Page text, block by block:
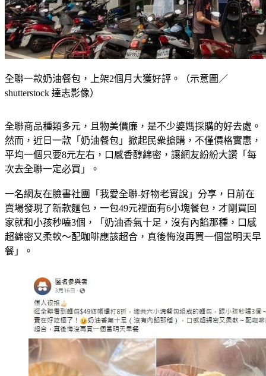
全聯一款奶油餐包，上架2個月大獲好評。（示意圖／
全聯商品種類多元，且物美價廉，是不少婆媽採購的好去處。
然而，近日一款「奶油餐包」掀起民衆搶購，不僅價格實惠，
平均一個只要8元左右，口感香醇綿密，讓網友紛紛大讚「每
一名網友在臉書社團「我愛全聯-好物老實說」分享，日前在
賣場發現了新款麵包，一包49元裡面有6小塊餐包，才剛買回
家就和小孩秒嗑3個，「奶油香氣十足，沒有內餡那種，口感
超綿密又柔軟～配咖啡應該超合，真後悔沒再買一個當明天早